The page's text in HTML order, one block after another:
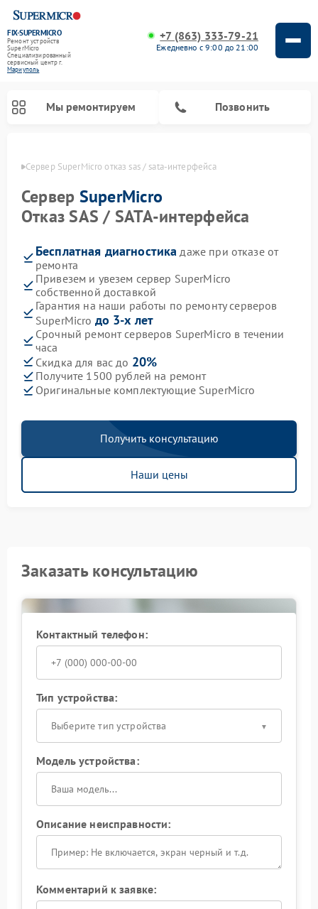
FIX-SUPERMICRO
Ремонт устройств
SuperMicro
Специализированный
cервисный центр г.
Мариуполь
+7 (863) 333-79-21
Ежедневно с 9:00 до 21:00
Мы ремонтируем Позвонить
Сервер SuperMicro отказ sas / sata-интерфейса
Сервер SuperMicro
Отказ SAS / SATA-интерфейса
Бесплатная диагностика даже при отказе от
ремонта
Привезем и увезем сервер SuperMicro
собственной доставкой
Гарантия на наши работы по ремонту серверов
SuperMicro до 3-х лет
Срочный ремонт серверов SuperMicro в течении
часа
Скидка для вас до 20%
Получите 1500 рублей на ремонт
Оригинальные комплектующие SuperMicro
Получить консультацию
Наши цены
Заказать консультацию
Контактный телефон:
Тип устройства:
Выберите тип устройства
Модель устройства:
Описание неисправности:
Комментарий к заявке: